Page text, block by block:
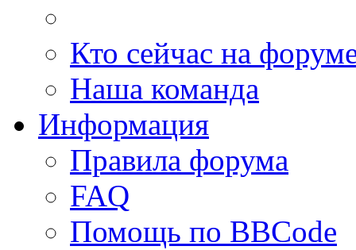
Кто сейчас на
Наша команда
Информация
Правила форума
FAQ
Помощь по BBCode